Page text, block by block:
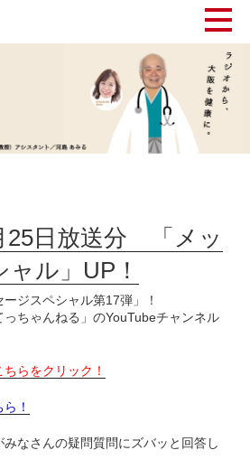
日放送分 「メッ
ル」UP！
ジスペシャル第17弾」！
ちゃんねる」のYouTubeチャンネル
らをクリック！
！
なさんの疑問質問にズバッと回答し